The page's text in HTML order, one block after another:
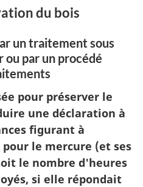
du bois
un traitement sous
ou par un procédé
pour préserver le
une déclaration à
figurant à
le mercure (et ses
le nombre d'heures
si elle répondait